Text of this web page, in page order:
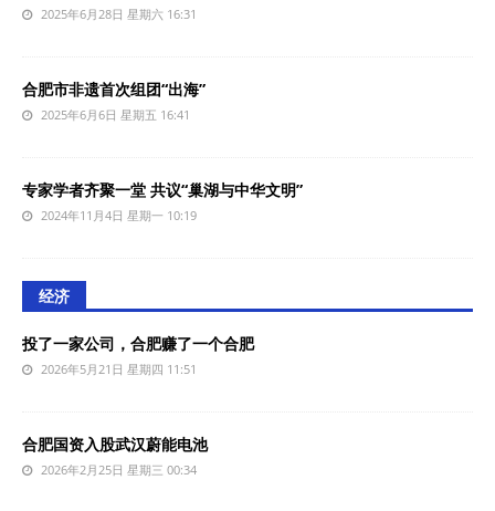
2025年6月28日 星期六 16:31
合肥市非遗首次组团“出海”
2025年6月6日 星期五 16:41
专家学者齐聚一堂 共议“巢湖与中华文明”
2024年11月4日 星期一 10:19
经济
投了一家公司，合肥赚了一个合肥
2026年5月21日 星期四 11:51
合肥国资入股武汉蔚能电池
2026年2月25日 星期三 00:34